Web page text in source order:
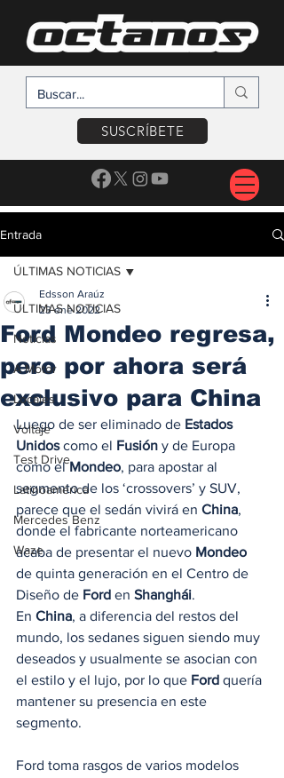
SUSCRÍBETE
Entrada
ÚLTIMAS NOTICIAS
Noticias
A Motor
Locales
Voltaje
Test Drive
Latinoamérica
Mercedes Benz
Waze
ÚLTIMAS NOTICIAS
Ford Mondeo regresa,
pero por ahora será
exclusivo para China
Edsson Araúz
23 ene 2022
Luego de ser eliminado de Estados
Unidos como el Fusión y de Europa
como el Mondeo, para apostar al
segmento de los ‘crossovers’ y SUV,
parece que el sedán vivirá en China,
donde el fabricante norteamericano
acaba de presentar el nuevo Mondeo
de quinta generación en el Centro de
Diseño de Ford en Shanghái.
En China, a diferencia del restos del
mundo, los sedanes siguen siendo muy
deseados y usualmente se asocian con
el estilo y el lujo, por lo que Ford quería
mantener su presencia en este
segmento.
Ford toma rasgos de varios modelos